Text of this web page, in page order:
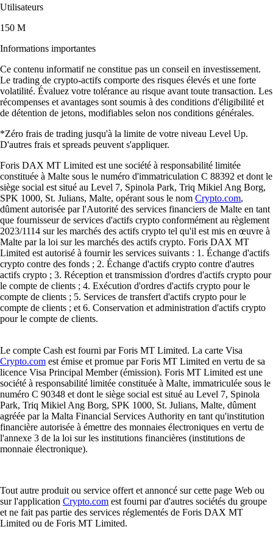
Utilisateurs
150 M
Informations importantes
Ce contenu informatif ne constitue pas un conseil en investissement.
Le trading de crypto-actifs comporte des risques élevés et une forte
volatilité. Évaluez votre tolérance au risque avant toute transaction. Les
récompenses et avantages sont soumis à des conditions d'éligibilité et
de détention de jetons, modifiables selon nos conditions générales.
*Zéro frais de trading jusqu'à la limite de votre niveau Level Up.
D'autres frais et spreads peuvent s'appliquer.
Foris DAX MT Limited est une société à responsabilité limitée
constituée à Malte sous le numéro d'immatriculation C 88392 et dont le
siège social est situé au Level 7, Spinola Park, Triq Mikiel Ang Borg,
SPK 1000, St. Julians, Malte, opérant sous le nom Crypto.com,
dûment autorisée par l'Autorité des services financiers de Malte en tant
que fournisseur de services d'actifs crypto conformément au règlement
2023/1114 sur les marchés des actifs crypto tel qu'il est mis en œuvre à
Malte par la loi sur les marchés des actifs crypto. Foris DAX MT
Limited est autorisé à fournir les services suivants : 1. Échange d'actifs
crypto contre des fonds ; 2. Échange d'actifs crypto contre d'autres
actifs crypto ; 3. Réception et transmission d'ordres d'actifs crypto pour
le compte de clients ; 4. Exécution d'ordres d'actifs crypto pour le
compte de clients ; 5. Services de transfert d'actifs crypto pour le
compte de clients ; et 6. Conservation et administration d'actifs crypto
pour le compte de clients.
Le compte Cash est fourni par Foris MT Limited. La carte Visa
Crypto.com est émise et promue par Foris MT Limited en vertu de sa
licence Visa Principal Member (émission). Foris MT Limited est une
société à responsabilité limitée constituée à Malte, immatriculée sous le
numéro C 90348 et dont le siège social est situé au Level 7, Spinola
Park, Triq Mikiel Ang Borg, SPK 1000, St. Julians, Malte, dûment
agréée par la Malta Financial Services Authority en tant qu'institution
financière autorisée à émettre des monnaies électroniques en vertu de
l'annexe 3 de la loi sur les institutions financières (institutions de
monnaie électronique).
Tout autre produit ou service offert et annoncé sur cette page Web ou
sur l'application Crypto.com est fourni par d'autres sociétés du groupe
et ne fait pas partie des services réglementés de Foris DAX MT
Limited ou de Foris MT Limited.